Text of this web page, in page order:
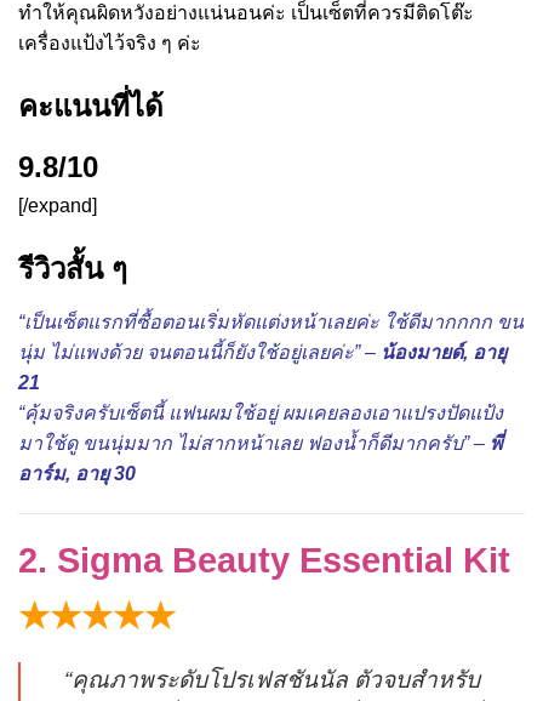
ทำให้คุณผิดหวังอย่างแน่นอนค่ะ เป็นเซ็ตที่ควรมีติดโต๊ะ
เครื่องแป้งไว้จริง ๆ ค่ะ
คะแนนที่ได้
9.8/10
[/expand]
รีวิวสั้น ๆ
“เป็นเซ็ตแรกที่ซื้อตอนเริ่มหัดแต่งหน้าเลยค่ะ ใช้ดีมากกกก ขน
นุ่ม ไม่แพงด้วย จนตอนนี้ก็ยังใช้อยู่เลยค่ะ” – น้องมายด์, อายุ
21
“คุ้มจริงครับเซ็ตนี้ แฟนผมใช้อยู่ ผมเคยลองเอาแปรงปัดแป้ง
มาใช้ดู ขนนุ่มมาก ไม่สากหน้าเลย ฟองน้ำก็ดีมากครับ” – พี่
อาร์ม, อายุ 30
2. Sigma Beauty Essential Kit
★★★★★
“คุณภาพระดับโปรเฟสชันนัล ตัวจบสำหรับ